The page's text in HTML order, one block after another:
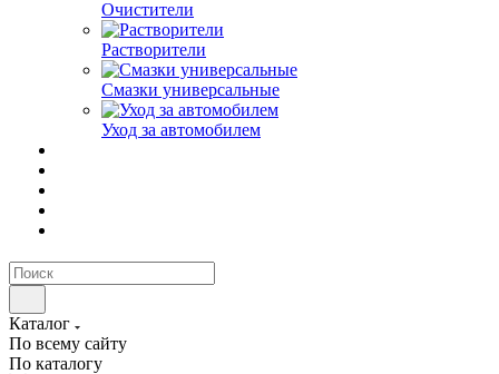
Очистители
Растворители
Смазки универсальные
Уход за автомобилем
Каталог
По всему сайту
По каталогу